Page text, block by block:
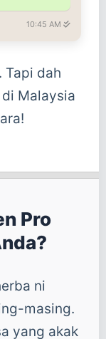
10:45 AM
Tapi dah
Malaysia
Pro
ni
masing.
yang akak